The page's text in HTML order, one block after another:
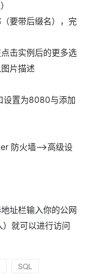
要带后缀名），完
击实例后的更多选
片描述
设置为8080与添加
防火墙——>高级设
址栏输入你的公网
就可以进行访问
SQL